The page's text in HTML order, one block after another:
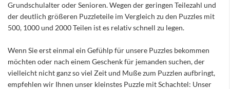
Grundschulalter oder Senioren. Wegen der geringen Teilezahl und
der deutlich größeren Puzzleteile im Vergleich zu den Puzzles mit
500, 1000 und 2000 Teilen ist es relativ schnell zu legen.
Wenn Sie erst einmal ein Gefühlp für unsere Puzzles bekommen
möchten oder nach einem Geschenk für jemanden suchen, der
vielleicht nicht ganz so viel Zeit und Muße zum Puzzlen aufbringt,
empfehlen wir Ihnen unser kleinstes Puzzle mit Schachtel: Unser